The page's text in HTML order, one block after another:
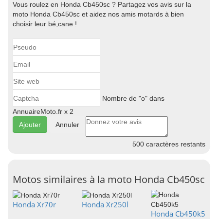
Vous roulez en Honda Cb450sc ? Partagez vos avis sur la
moto Honda Cb450sc et aidez nos amis motards à bien
choisir leur bé,cane !
Nombre de "o" dans
AnnuaireMoto.fr x 2
Annuler
500 caractères restants
Motos similaires à la moto Honda Cb450sc
Honda Xr70r
Honda Xr250l
Honda Cb450k5